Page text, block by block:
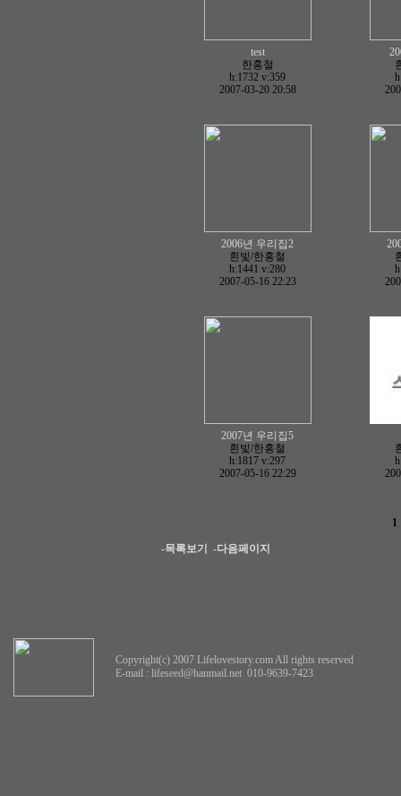
test
한홍철
h:1732 v:359
2007-03-20 20:58
2006년 우리집2
흰빛/한홍철
h:1441 v:280
2007-05-16 22:23
2007년 우리집5
흰빛/한홍철
h:1817 v:297
2007-05-16 22:29
1
-목록보기 -다음페이지
Copyright(c) 2007 Lifelovestory.com All rights reserved
E-mail : lifeseed@hanmail.net 010-9639-7423